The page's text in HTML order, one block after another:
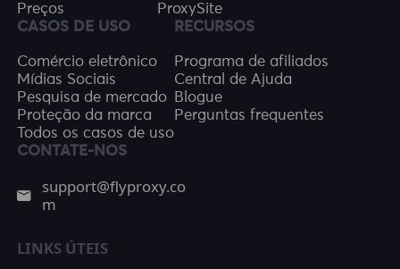
Preços
ProxySite
CASOS DE USO
Comércio eletrônico
Mídias Sociais
Pesquisa de mercado
Proteção da marca
Todos os casos de uso
RECURSOS
Programa de afiliados
Central de Ajuda
Blogue
Perguntas frequentes
CONTATE-NOS
support@flyproxy.co
m
LINKS ÚTEIS